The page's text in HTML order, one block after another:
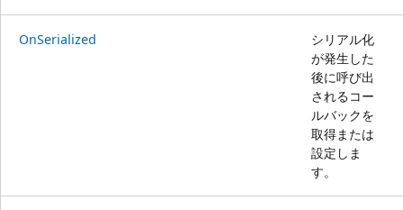
OnSerialized
シリアル化
が発生した
後に呼び出
されるコー
ルバックを
取得または
設定しま
す。